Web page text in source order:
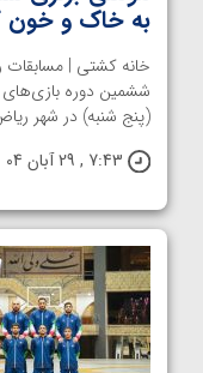
به خاک و خون
ششمین دوره
(پنج شنبه) در شهر
7:43 , 29 آبان 04